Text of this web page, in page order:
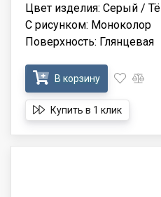
Цвет изделия: Серый /
С рисунком: Моноколор
Поверхность: Глянцевая
В корзину
Купить в 1 клик